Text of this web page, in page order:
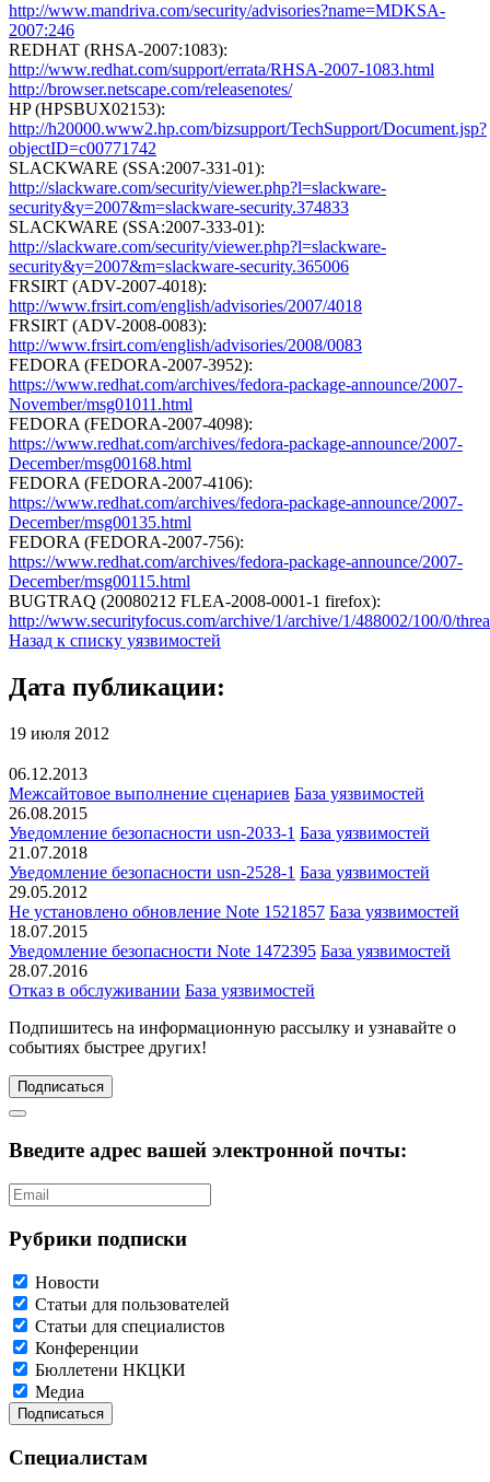
http://www.mandriva.com/security/advisories?name=MDKSA-
2007:246
REDHAT (RHSA-2007:1083):
http://www.redhat.com/support/errata/RHSA-2007-1083.html
http://browser.netscape.com/releasenotes/
HP (HPSBUX02153):
http://h20000.www2.hp.com/bizsupport/TechSupport/Document.jsp?
objectID=c00771742
SLACKWARE (SSA:2007-331-01):
http://slackware.com/security/viewer.php?l=slackware-
security&y=2007&m=slackware-security.374833
SLACKWARE (SSA:2007-333-01):
http://slackware.com/security/viewer.php?l=slackware-
security&y=2007&m=slackware-security.365006
FRSIRT (ADV-2007-4018):
http://www.frsirt.com/english/advisories/2007/4018
FRSIRT (ADV-2008-0083):
http://www.frsirt.com/english/advisories/2008/0083
FEDORA (FEDORA-2007-3952):
https://www.redhat.com/archives/fedora-package-announce/2007-
November/msg01011.html
FEDORA (FEDORA-2007-4098):
https://www.redhat.com/archives/fedora-package-announce/2007-
December/msg00168.html
FEDORA (FEDORA-2007-4106):
https://www.redhat.com/archives/fedora-package-announce/2007-
December/msg00135.html
FEDORA (FEDORA-2007-756):
https://www.redhat.com/archives/fedora-package-announce/2007-
December/msg00115.html
BUGTRAQ (20080212 FLEA-2008-0001-1 firefox):
http://www.securityfocus.com/archive/1/archive/1/488002/100/0/
Назад к списку уязвимостей
Дата публикации:
19 июля 2012
06.12.2013
Межсайтовое выполнение сценариев База уязвимостей
26.08.2015
Уведомление безопасности usn-2033-1 База уязвимостей
21.07.2018
Уведомление безопасности usn-2528-1 База уязвимостей
29.05.2012
Не установлено обновление Note 1521857 База уязвимостей
18.07.2015
Уведомление безопасности Note 1472395 База уязвимостей
28.07.2016
Отказ в обслуживании База уязвимостей
Подпишитесь на информационную рассылку и узнавайте о
событиях быстрее других!
Подписаться
Введите адрес вашей электронной почты:
Рубрики подписки
Новости
Статьи для пользователей
Статьи для специалистов
Конференции
Бюллетени НКЦКИ
Медиа
Специалистам